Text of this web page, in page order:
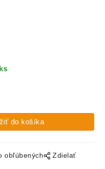
obľúbených Zdielať